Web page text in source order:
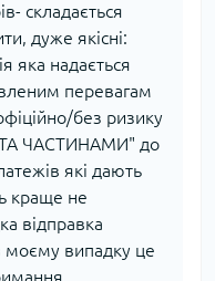
складається
дуже якісні:
яка надається
перевагам
без ризику
ЧАСТИНАМИ" до
які дають
краще не
відправка
моєму випадку це